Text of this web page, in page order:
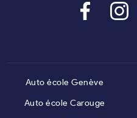
Auto école Genève
Auto école Carouge